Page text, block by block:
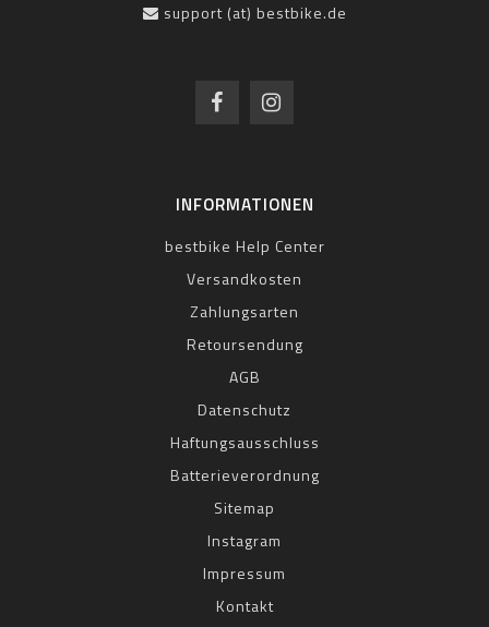
support (at) bestbike.de
INFORMATIONEN
bestbike Help Center
Versandkosten
Zahlungsarten
Retoursendung
AGB
Datenschutz
Haftungsausschluss
Batterieverordnung
Sitemap
Instagram
Impressum
Kontakt